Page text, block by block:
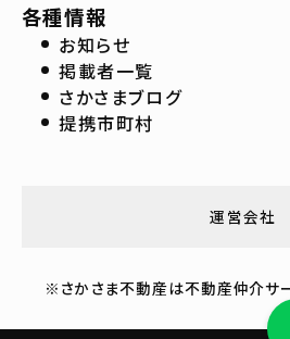
各種情報
お知らせ
掲載者一覧
さかさまブログ
提携市町村
運営会社
※さかさま不動産は不動産仲介サ